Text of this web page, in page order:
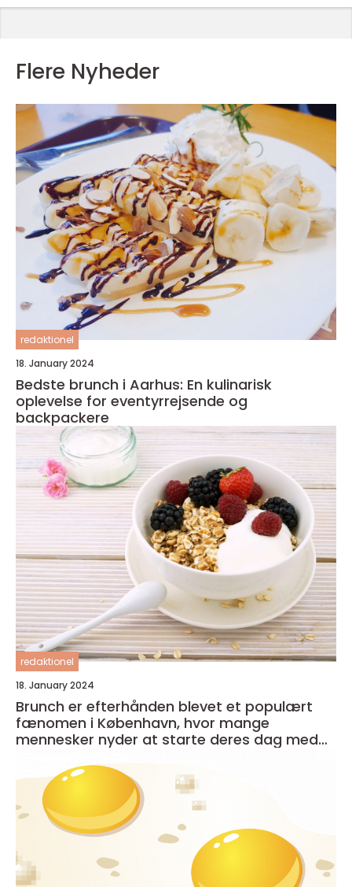
Flere Nyheder
redaktionel
18. January 2024
Bedste brunch i Aarhus: En kulinarisk
oplevelse for eventyrrejsende og
backpackere
redaktionel
18. January 2024
Brunch er efterhånden blevet et populært
fænomen i København, hvor mange
mennesker nyder at starte deres dag med